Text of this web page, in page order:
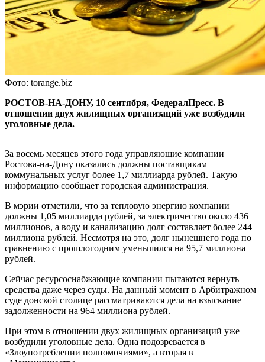
Фото: torange.biz
РОСТОВ-НА-ДОНУ, 10 сентября, ФедералПресс. В
отношении двух жилищных организаций уже возбудили
уголовные дела.
За восемь месяцев этого года управляющие компании
Ростова-на-Дону оказались должны поставщикам
коммунальных услуг более 1,7 миллиарда рублей. Такую
информацию сообщает городская администрация.
В мэрии отметили, что за тепловую энергию компании
должны 1,05 миллиарда рублей, за электричество около 436
миллионов, а воду и канализацию долг составляет более 244
миллиона рублей. Несмотря на это, долг нынешнего года по
сравнению с прошлогодним уменьшился на 95,7 миллиона
рублей.
Сейчас ресурсоснабжающие компании пытаются вернуть
средства даже через суды. На данный момент в Арбитражном
суде донской столице рассматриваются дела на взыскание
задолженности на 964 миллиона рублей.
При этом в отношении двух жилищных организаций уже
возбудили уголовные дела. Одна подозревается в
«Злоупотреблении полномочиями», а вторая в